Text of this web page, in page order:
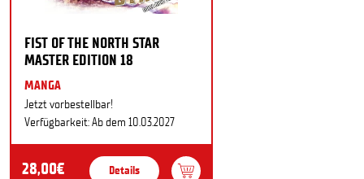
FIST OF THE NORTH STAR
MASTER EDITION 18
MANGA
Jetzt vorbestellbar!
Verfügbarkeit: Ab dem 10.03.2027
28,00€ Details